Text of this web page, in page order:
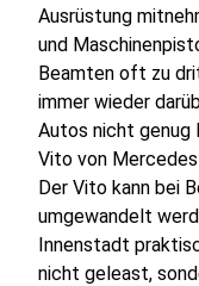
Ausrüstung
und
Beamten oft zu
immer wieder
Autos nicht
Vito von
Der Vito kann bei
umgewandelt
Innenstadt
nicht geleast,